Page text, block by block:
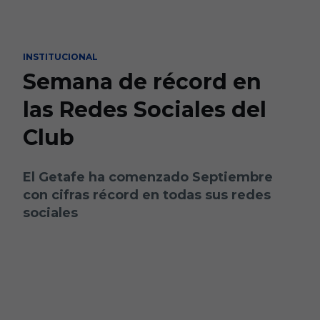
INSTITUCIONAL
Semana de récord en
las Redes Sociales del
Club
El Getafe ha comenzado Septiembre
con cifras récord en todas sus redes
sociales